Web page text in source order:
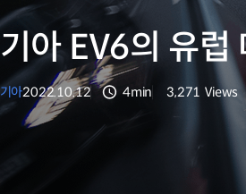
기아 EV6의 유럽
기아2022.10.12 4min 3,271 Views